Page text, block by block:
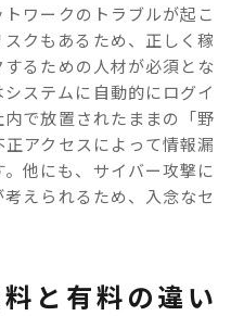
ワークのトラブルが起こ
クもあるため、正しく稼
るための人材が必須とな
ステムに自動的にログイ
で放置されたままの「野
アクセスによって情報漏
他にも、サイバー攻撃に
えられるため、入念なセ
と有料の違い